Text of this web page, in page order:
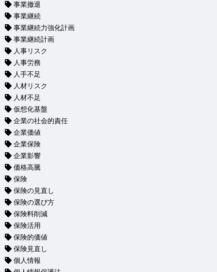
事業撤退
事業継続
事業継続力強化計画
事業継続計画
人事リスク
人事労務
人手不足
人材リスク
人材不足
仮想化基盤
企業の社会的責任
企業価値
企業保険
企業影響
価格高騰
保険
保険の見直し
保険の選び方
保険料削減
保険活用
保険的価値
保険見直し
個人情報